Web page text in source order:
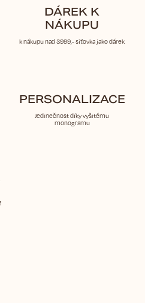
DÁREK K
NÁKUPU
k nákupu nad 3999,- síťovka jako dárek
PERSONALIZACE
Jedinečnost díky vyšitému
monogramu